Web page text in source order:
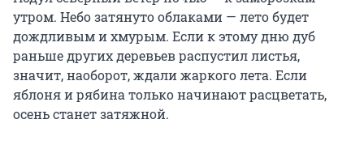
утром. Небо затянуто облаками — лето будет
дождливым и хмурым. Если к этому дню дуб
раньше других деревьев распустил листья,
значит, наоборот, ждали жаркого лета. Если
яблоня и рябина только начинают расцветать,
осень станет затяжной.